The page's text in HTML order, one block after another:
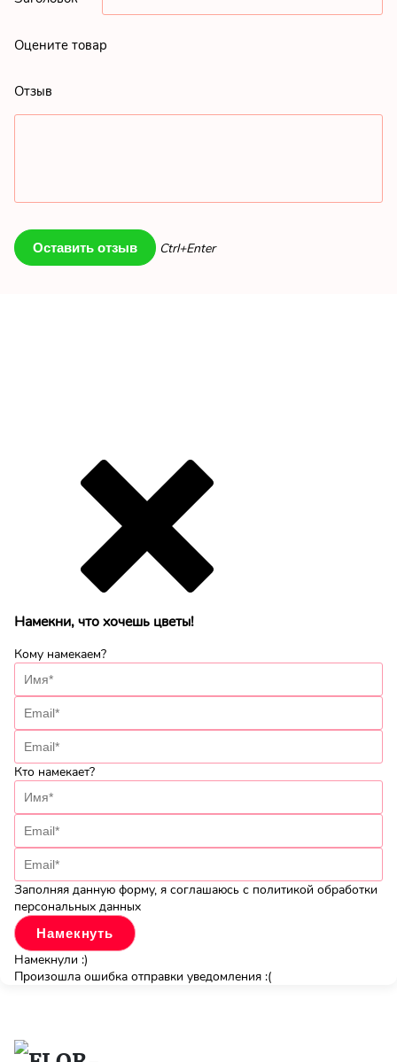
Оцените товар
Отзыв
Ctrl+Enter
Намекни, что хочешь цветы!
Кому намекаем?
Кто намекает?
Заполняя данную форму, я соглашаюсь с политикой обработки
персональных данных
Намекнули :)
Произошла ошибка отправки уведомления :(